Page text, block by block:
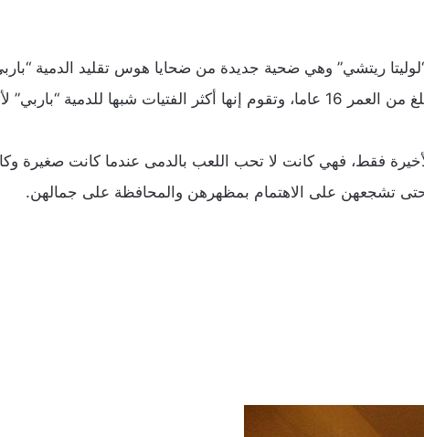
ريتشي” وهي ضحية جديدة من ضحايا هوس تقليد الدمية
تعتبر “لوليتا” هي أصغر الفتيات “المهاويس” بالدمية باربي، فهي تبلغ من العمر 16 عاما، وتقوم إنها
الأخيرة فقط، فهي كانت لا تحب اللعب بالدمى عندما كانت صغيرة
حتى تشجعهن على الاهتمام بمظهرهن والمحافظة على جمالهن.